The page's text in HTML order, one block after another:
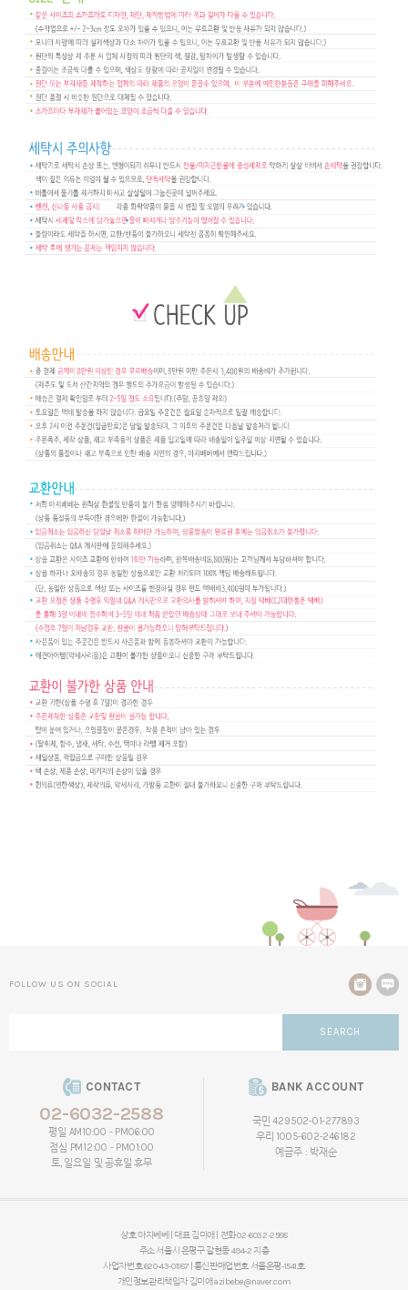
FOLLOW US ON SOCIAL
SEARCH
CONTACT
02-6032-2588
평일 AM10:00 - PM06:00
점심 PM12:00 - PM01:00
토, 일요일 및 공휴일 휴무
BANK ACCOUNT
국민 429502-01-277893
우리 1005-602-246182
예금주 : 박재순
상호 아지베베 | 대표 김미애 | 전화 02-6032-2588
주소 서울시 은평구 갈현동 494-2 지층
사업자번호 620-43-01187 | 통신판매업번호 서울은평-1541호
개인정보관리책임자 김미애azibebe@naver.com